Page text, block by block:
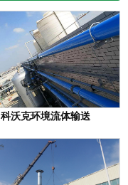
科沃克环境流体输送